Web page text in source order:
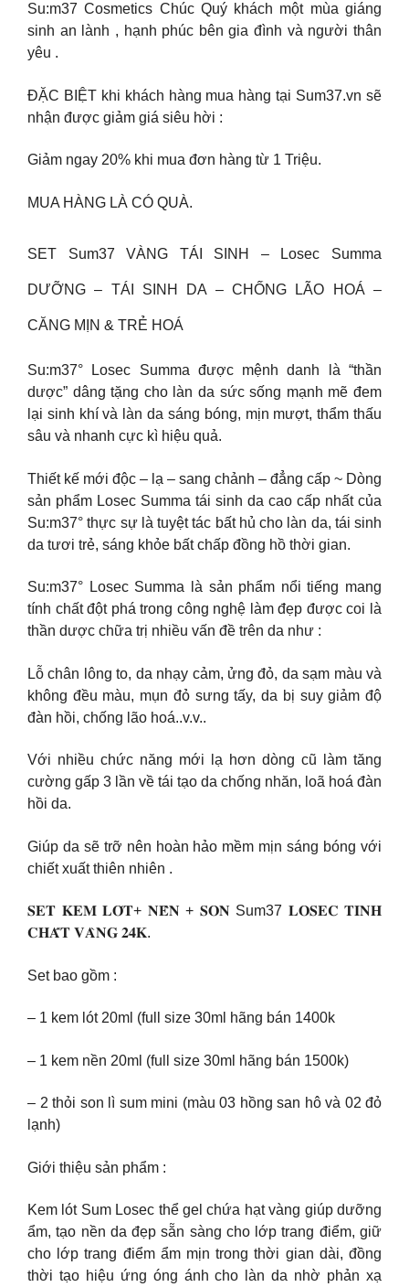
Su:m37 Cosmetics Chúc Quý khách một mùa giáng
sinh an lành , hạnh phúc bên gia đình và người thân
yêu .
ĐẶC BIỆT khi khách hàng mua hàng tại Sum37.vn sẽ
nhận được giảm giá siêu hời :
Giảm ngay 20% khi mua đơn hàng từ 1 Triệu.
MUA HÀNG LÀ CÓ QUÀ.
SET Sum37 VÀNG TÁI SINH – Losec Summa
DƯỠNG – TÁI SINH DA – CHỐNG LÃO HOÁ –
CĂNG MỊN & TRẺ HOÁ
Su:m37° Losec Summa được mệnh danh là “thần
dược” dâng tặng cho làn da sức sống mạnh mẽ đem
lại sinh khí và làn da sáng bóng, mịn mượt, thẩm thấu
sâu và nhanh cực kì hiệu quả.
Thiết kế mới độc – lạ – sang chảnh – đẳng cấp ~ Dòng
sản phẩm Losec Summa tái sinh da cao cấp nhất của
Su:m37° thực sự là tuyệt tác bất hủ cho làn da, tái sinh
da tươi trẻ, sáng khỏe bất chấp đồng hồ thời gian.
Su:m37° Losec Summa là sản phẩm nổi tiếng mang
tính chất đột phá trong công nghệ làm đẹp được coi là
thần dược chữa trị nhiều vấn đề trên da như :
Lỗ chân lông to, da nhạy cảm, ửng đỏ, da sạm màu và
không đều màu, mụn đỏ sưng tấy, da bị suy giảm độ
đàn hồi, chống lão hoá..v.v..
Với nhiều chức năng mới lạ hơn dòng cũ làm tăng
cường gấp 3 lần về tái tạo da chống nhăn, loã hoá đàn
hồi da.
Giúp da sẽ trỡ nên hoàn hảo mềm mịn sáng bóng với
chiết xuất thiên nhiên .
𝐒𝐄𝐓 𝐊𝐄𝐌 𝐋𝐎́𝐓+ 𝐍𝐄̂̀𝐍 + 𝐒𝐎𝐍 Sum37 𝐋𝐎𝐒𝐄𝐂 𝐓𝐈𝐍𝐇
𝐂𝐇𝐀̂́𝐓 𝐕𝐀̀𝐍𝐆 𝟐𝟒𝐊.
Set bao gồm :
– 1 kem lót 20ml (full size 30ml hãng bán 1400k
– 1 kem nền 20ml (full size 30ml hãng bán 1500k)
– 2 thỏi son lì sum mini (màu 03 hồng san hô và 02 đỏ
lạnh)
Giới thiệu sản phẩm :
Kem lót Sum Losec thể gel chứa hạt vàng giúp dưỡng
ẩm, tạo nền da đẹp sẵn sàng cho lớp trang điểm, giữ
cho lớp trang điểm ẩm mịn trong thời gian dài, đồng
thời tạo hiệu ứng óng ánh cho làn da nhờ phản xạ